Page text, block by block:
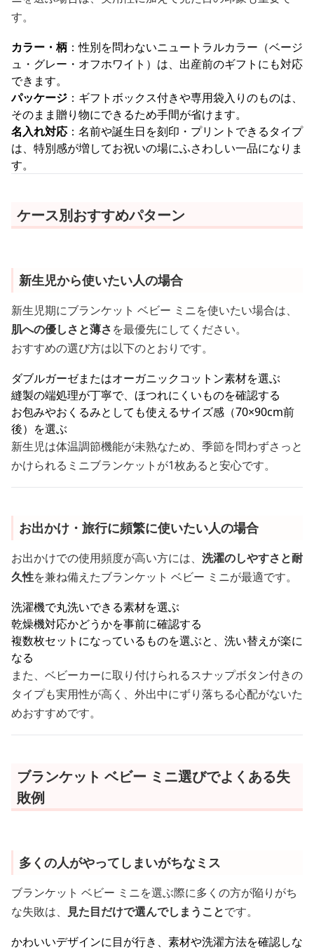
す。
カラー・柄 ：性別を問わないニュートラルカラー（ベージ
ュ・グレー・オフホワイト）は、出産前のギフトにも対応
できます。
パッケージ ：ギフトボックス付きや専用袋入りのものは、
そのまま贈り物にできるため手間が省けます。
名入れ対応 ：名前や誕生日を刻印・プリントできるタイプ
は、特別感が増してお祝いの場にふさわしい一品になりま
す。
ケース別おすすめパターン
新生児から使いたい人の場合
新生児期にブランケット ベビー ミニを使いたい場合は、
肌への優しさと薄さを最優先にしてください。
おすすめの選び方は以下のとおりです。
ダブルガーゼまたはオーガニックコットン素材を選ぶ
縫製の端処理が丁寧で、ほつれにくいものを確認する
お包みやおくるみとしても使えるサイズ感（70×90cm前
後）を選ぶ
新生児は体温調節機能が未熟なため、季節を問わずさっと
かけられるミニブランケットが1枚あると安心です。
お出かけ・旅行に頻繁に使いたい人の場合
お出かけでの使用頻度が高い方には、 洗濯のしやすさと耐
久性を兼ね備えたブランケット ベビー ミニが最適です。
洗濯機で丸洗いできる素材を選ぶ
乾燥機対応かどうかを事前に確認する
複数枚セットになっているものを選ぶと、洗い替えが楽に
なる
また、ベビーカーに取り付けられるスナップボタン付きの
タイプも実用性が高く、外出中にずり落ちる心配がないた
めおすすめです。
ブランケット ベビー ミニ選びでよくある失
敗例
多くの人がやってしまいがちなミス
ブランケット ベビー ミニを選ぶ際に多くの方が陥りがち
な失敗は、
見た目だけで選んでしまうことです。
かわいいデザインに目が行き、素材や洗濯方法を確認しな